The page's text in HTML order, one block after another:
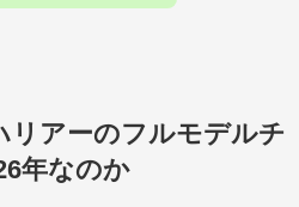
リアーのフルモデルチ
年なのか